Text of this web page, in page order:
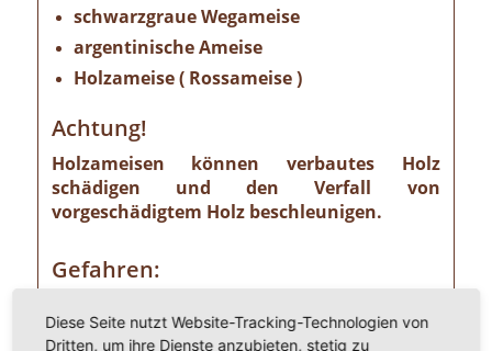
schwarzgraue Wegameise
argentinische Ameise
Holzameise ( Rossameise )
Achtung!
Holzameisen können verbautes Holz
schädigen und den Verfall von
vorgeschädigtem Holz beschleunigen.
Gefahren:
sollte die Gefahr ernst nehmen. Einige
Diese Seite nutzt Website-Tracking-Technologien von
Dritten, um ihre Dienste anzubieten, stetig zu